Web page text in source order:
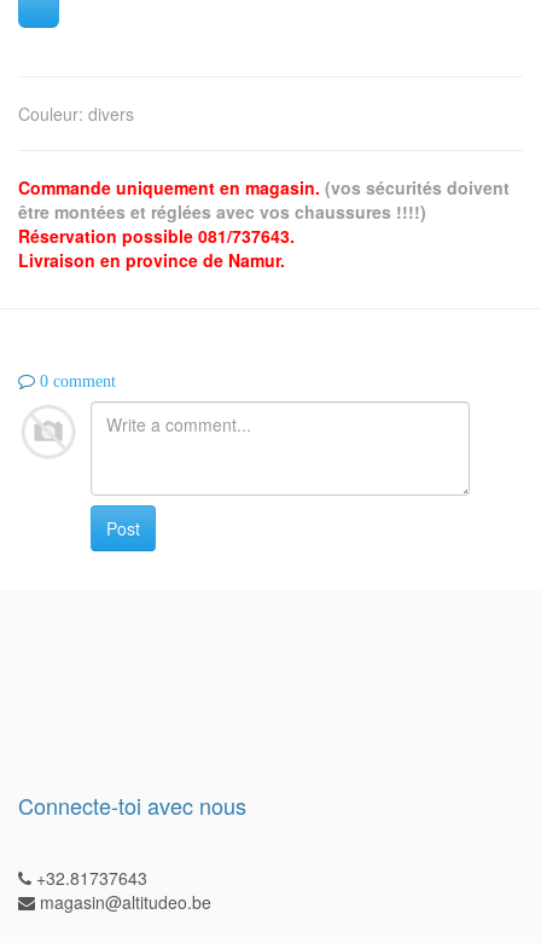
Couleur: divers
Commande uniquement en magasin. (vos sécurités doivent
être montées et réglées avec vos chaussures !!!!)
Réservation possible 081/737643.
Livraison en province de Namur.
0 comment
Post
Connecte-toi avec nous
+32.81737643
magasin@altitudeo.be